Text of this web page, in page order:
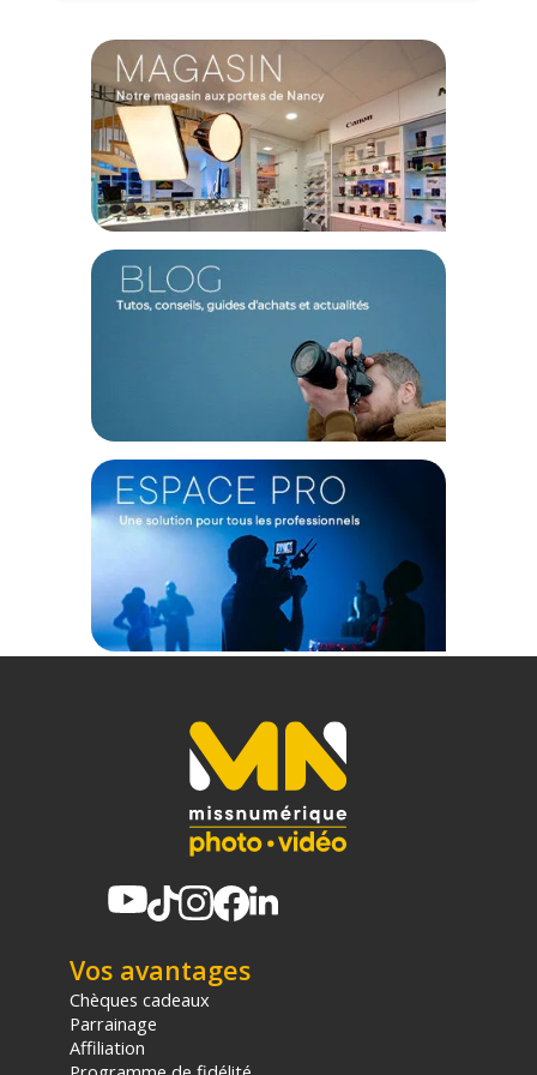
Ce drone est capable d'enregistrer en HDR 4K/60 ips et
4K/100 ips, préservant ainsi les nuances naturelles de
chaque moment, que ce soit un coucher de soleil ou un lever
de soleil. Les profils de couleurs D-Log M 10 bits et HLG
offrent une palette de couleurs époustouflante et une
grande flexibilité lors de l'édition et du partage des images.
Photographie en basse lumière améliorée
L'algorithme de réduction du bruit amélioré du Mini 4 Pro
garantit des vidéos nocturnes plus claires et plus nettes,
même dans des conditions de faible luminosité.
Avec la possibilité d'enregistrer en D-Log M 10 bits et de
capturer plus d'un milliard de couleurs, ce drone offre un
contrôle en post-production de niveau professionnel et une
flexibilité d'édition créative.
Polyvalence dans toutes les situations
Le Mini 4 Pro offre une plage dynamique élevée grâce au
profil de couleur HLG, assurant un rendu fidèle des couleurs
et de la luminosité, quel que soit l'endroit où vous publiez
votre contenu. De plus, les photos en format RAW de 48 MP
et la technologie SmartPhoto permettent de préserver les
moindres détails.
Options de capture avancées
médias sociaux, un angle d'inclinaison maximal de 60° pour
des mouvements de caméra ultra-fluides, et un zoom
numérique pour des prises de vue de sujets distants.
Sécurité et autonomie de vol
Le Mini 4 Pro est doté de la détection d'obstacles
possède également une batterie de vol intelligente offrant
jusqu'à 34 minutes de temps de vol, avec une option pour
Plus. La transmission vidéo FHD sur 20 km vous permet de
garder un contrôle total de votre drone même à distance.
Fonctionnalités avancées
Le Mini 4 Pro comprend des fonctionnalités avancées telles
Vos avantages
Chèques cadeaux
Parrainage
Affiliation